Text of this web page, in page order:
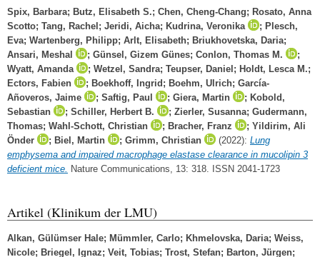
Spix, Barbara; Butz, Elisabeth S.; Chen, Cheng-Chang; Rosato, Anna
Scotto; Tang, Rachel ; Jeridi, Aicha; Kudrina, Veronika ; Plesch,
Eva; Wartenberg, Philipp; Arlt, Elisabeth; Briukhovetska, Daria;
Ansari, Meshal
; Günsel, Gizem Günes; Conlon, Thomas M.
;
Wyatt, Amanda
; Wetzel, Sandra; Teupser, Daniel ; Holdt, Lesca M.;
Ectors, Fabien
; Boekhoff, Ingrid ; Boehm, Ulrich; García-
Añoveros, Jaime
; Saftig, Paul ; Giera, Martin ; Kobold,
Sebastian
; Schiller, Herbert B. ; Zierler, Susanna; Gudermann,
Thomas; Wahl-Schott, Christian ; Bracher, Franz ; Yildirim, Ali
Önder
; Biel, Martin ; Grimm, Christian (2022): Lung
emphysema and impaired macrophage elastase clearance in mucolipin 3
deficient mice.
Nature Communications, 13: 318. ISSN 2041-1723
Artikel (Klinikum der LMU)
Alkan, Gülümser Hale; Mümmler, Carlo; Khmelovska, Daria; Weiss,
Nicole; Briegel, Ignaz; Veit, Tobias; Trost, Stefan; Barton, Jürgen;